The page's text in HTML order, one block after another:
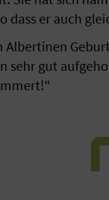
dass er auch
Albertinen
sehr gut